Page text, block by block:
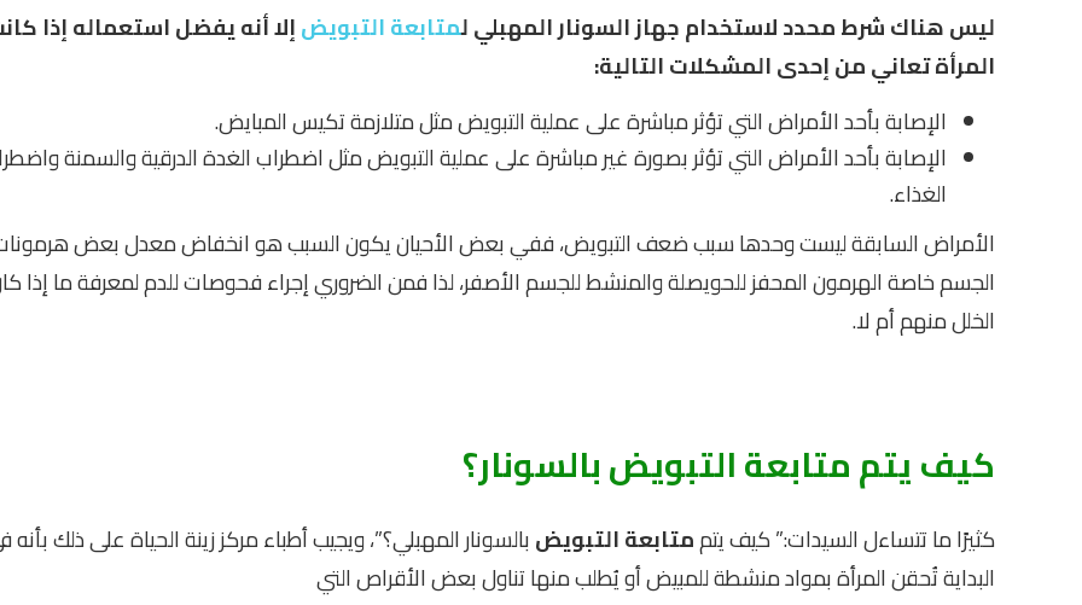
ليس هناك شرط محدد لاستخدام جهاز السونار المهبلي لمتابعة التبويضإلا أنه يفضل استعماله إذا
المرأة تعاني من إحدى المشكلات التالية:
الإصابة بأحد الأمراض التي تؤثر مباشرة على عملية التبويض مثل متلازمة تكيس المبايض.
الإصابة بأحد الأمراض التي تؤثر بصورة غير مباشرة على عملية التبويض مثل اضطراب الغدة الدرقية والسمنة
الغذاء.
الأمراض السابقة ليست وحدها سبب ضعف التبويض، ففي بعض الأحيان يكون السبب هو انخفاض معدل بعض
الجسم خاصة الهرمون المحفز للحويصلة والمنشط للجسم الأصفر، لذا فمن الضروري إجراء فحوصات للدم لمعرفة ما إذا
الخلل منهم أم لا.
كيف يتممتابعة التبويضبالسونار؟
كثيرًا ما تتساءل السيدات:” كيف يتممتابعة التبويض بالسونار المهبلي؟”، ويجيب أطباء مركز زينة الحياة على ذلك بأنه
البداية تُحقن المرأة بمواد منشطة للمبيض أو يُطلب منها تناول بعض الأقراص التي